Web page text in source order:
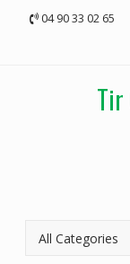
04 90 33 02 65
Tir